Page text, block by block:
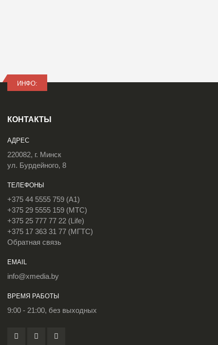
ИНФО:
КОНТАКТЫ
АДРЕС
220082, г. Минск
ул. Бурдейного, 8
ТЕЛЕФОНЫ
+375 44 5555 759 (A1)
+375 29 5555 159 (МТС)
+375 25 777 77 22 (Life)
+375 17 363 31 77 (МГТС)
Обратная связь
EMAIL
info@xmedia.by
ВРЕМЯ РАБОТЫ
9:00 - 21:00, без выходных